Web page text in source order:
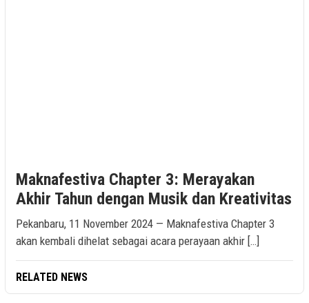
Maknafestiva Chapter 3: Merayakan
Akhir Tahun dengan Musik dan Kreativitas
Pekanbaru, 11 November 2024 — Maknafestiva Chapter 3
akan kembali dihelat sebagai acara perayaan akhir […]
RELATED NEWS